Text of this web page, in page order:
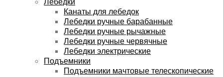
Канаты для лебедок
Лебедки ручные барабанные
Лебедки ручные рычажные
Лебедки ручные червячные
Лебедки электрические
Подъемники
Подъемники мачтовые телескопические